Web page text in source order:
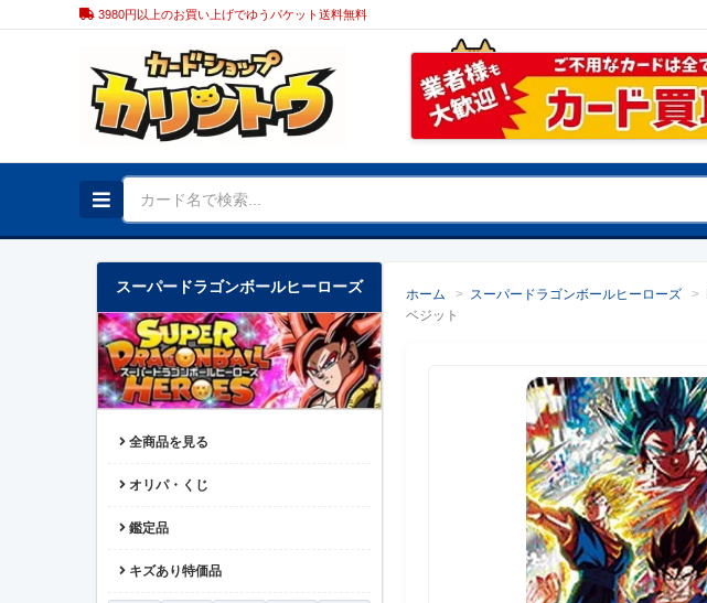
3980円以上のお買い上げでゆうパケット送料無料
スーパードラゴンボールヒーローズ
全商品を見る
オリパ・くじ
鑑定品
キズあり特価品
ホーム > スーパードラゴンボールヒーローズ >
ベジット